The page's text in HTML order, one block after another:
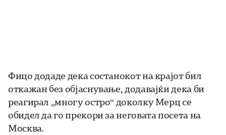
Фицо додаде дека состанокот на крајот бил
откажан без објаснување, додавајќи дека би
реагирал „многу остро“ доколку Мерц се
обидел да го прекори за неговата посета на
Москва.